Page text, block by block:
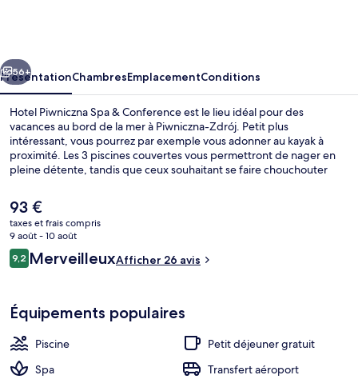
Conference
Suivant
56+
PrésentationChambresEmplacementConditions
Hotel Piwniczna Spa & Conference est le lieu idéal pour des
vacances au bord de la mer à Piwniczna-Zdrój. Petit plus
intéressant, vous pourrez par exemple vous adonner au kayak à
proximité. Les 3 piscines couvertes vous permettront de nager en
pleine détente, tandis que ceux souhaitant se faire chouchouter
corporels et des soins d'aromathérapie. L'établissement Czarna
Owca sert des spécialités Cuisine locale tandis que le bar/salon vous
invite à siroter des boissons rafraîchissantes. Parmi les autres petits
avantages de cet hébergement figurent 3 bains à remous, un club
pour enfants (gratuit) et un bar en bord de piscine.
Le
prix
actuel
est
de
93 €
taxes et frais compris
9 août - 10 août
Avis
voyageurs
9,29,2 sur 10
MerveilleuxAfficher 26 avis
Équipements populaires
Piscine
Petit déjeuner gratuit
Spa
Transfert aéroport